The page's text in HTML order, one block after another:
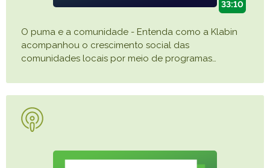
33:10
O puma e a comunidade - Entenda como a Klabin
acompanhou o crescimento social das
comunidades locais por meio de programas…